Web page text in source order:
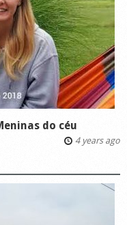
do céu
4 years ago